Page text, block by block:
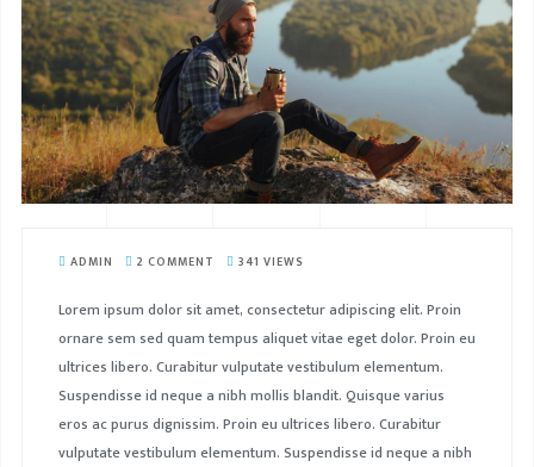
ADMIN 2 COMMENT 341 VIEWS
Lorem ipsum dolor sit amet, consectetur adipiscing elit. Proin
ornare sem sed quam tempus aliquet vitae eget dolor. Proin eu
ultrices libero. Curabitur vulputate vestibulum elementum.
Suspendisse id neque a nibh mollis blandit. Quisque varius
eros ac purus dignissim. Proin eu ultrices libero. Curabitur
vulputate vestibulum elementum. Suspendisse id neque a nibh